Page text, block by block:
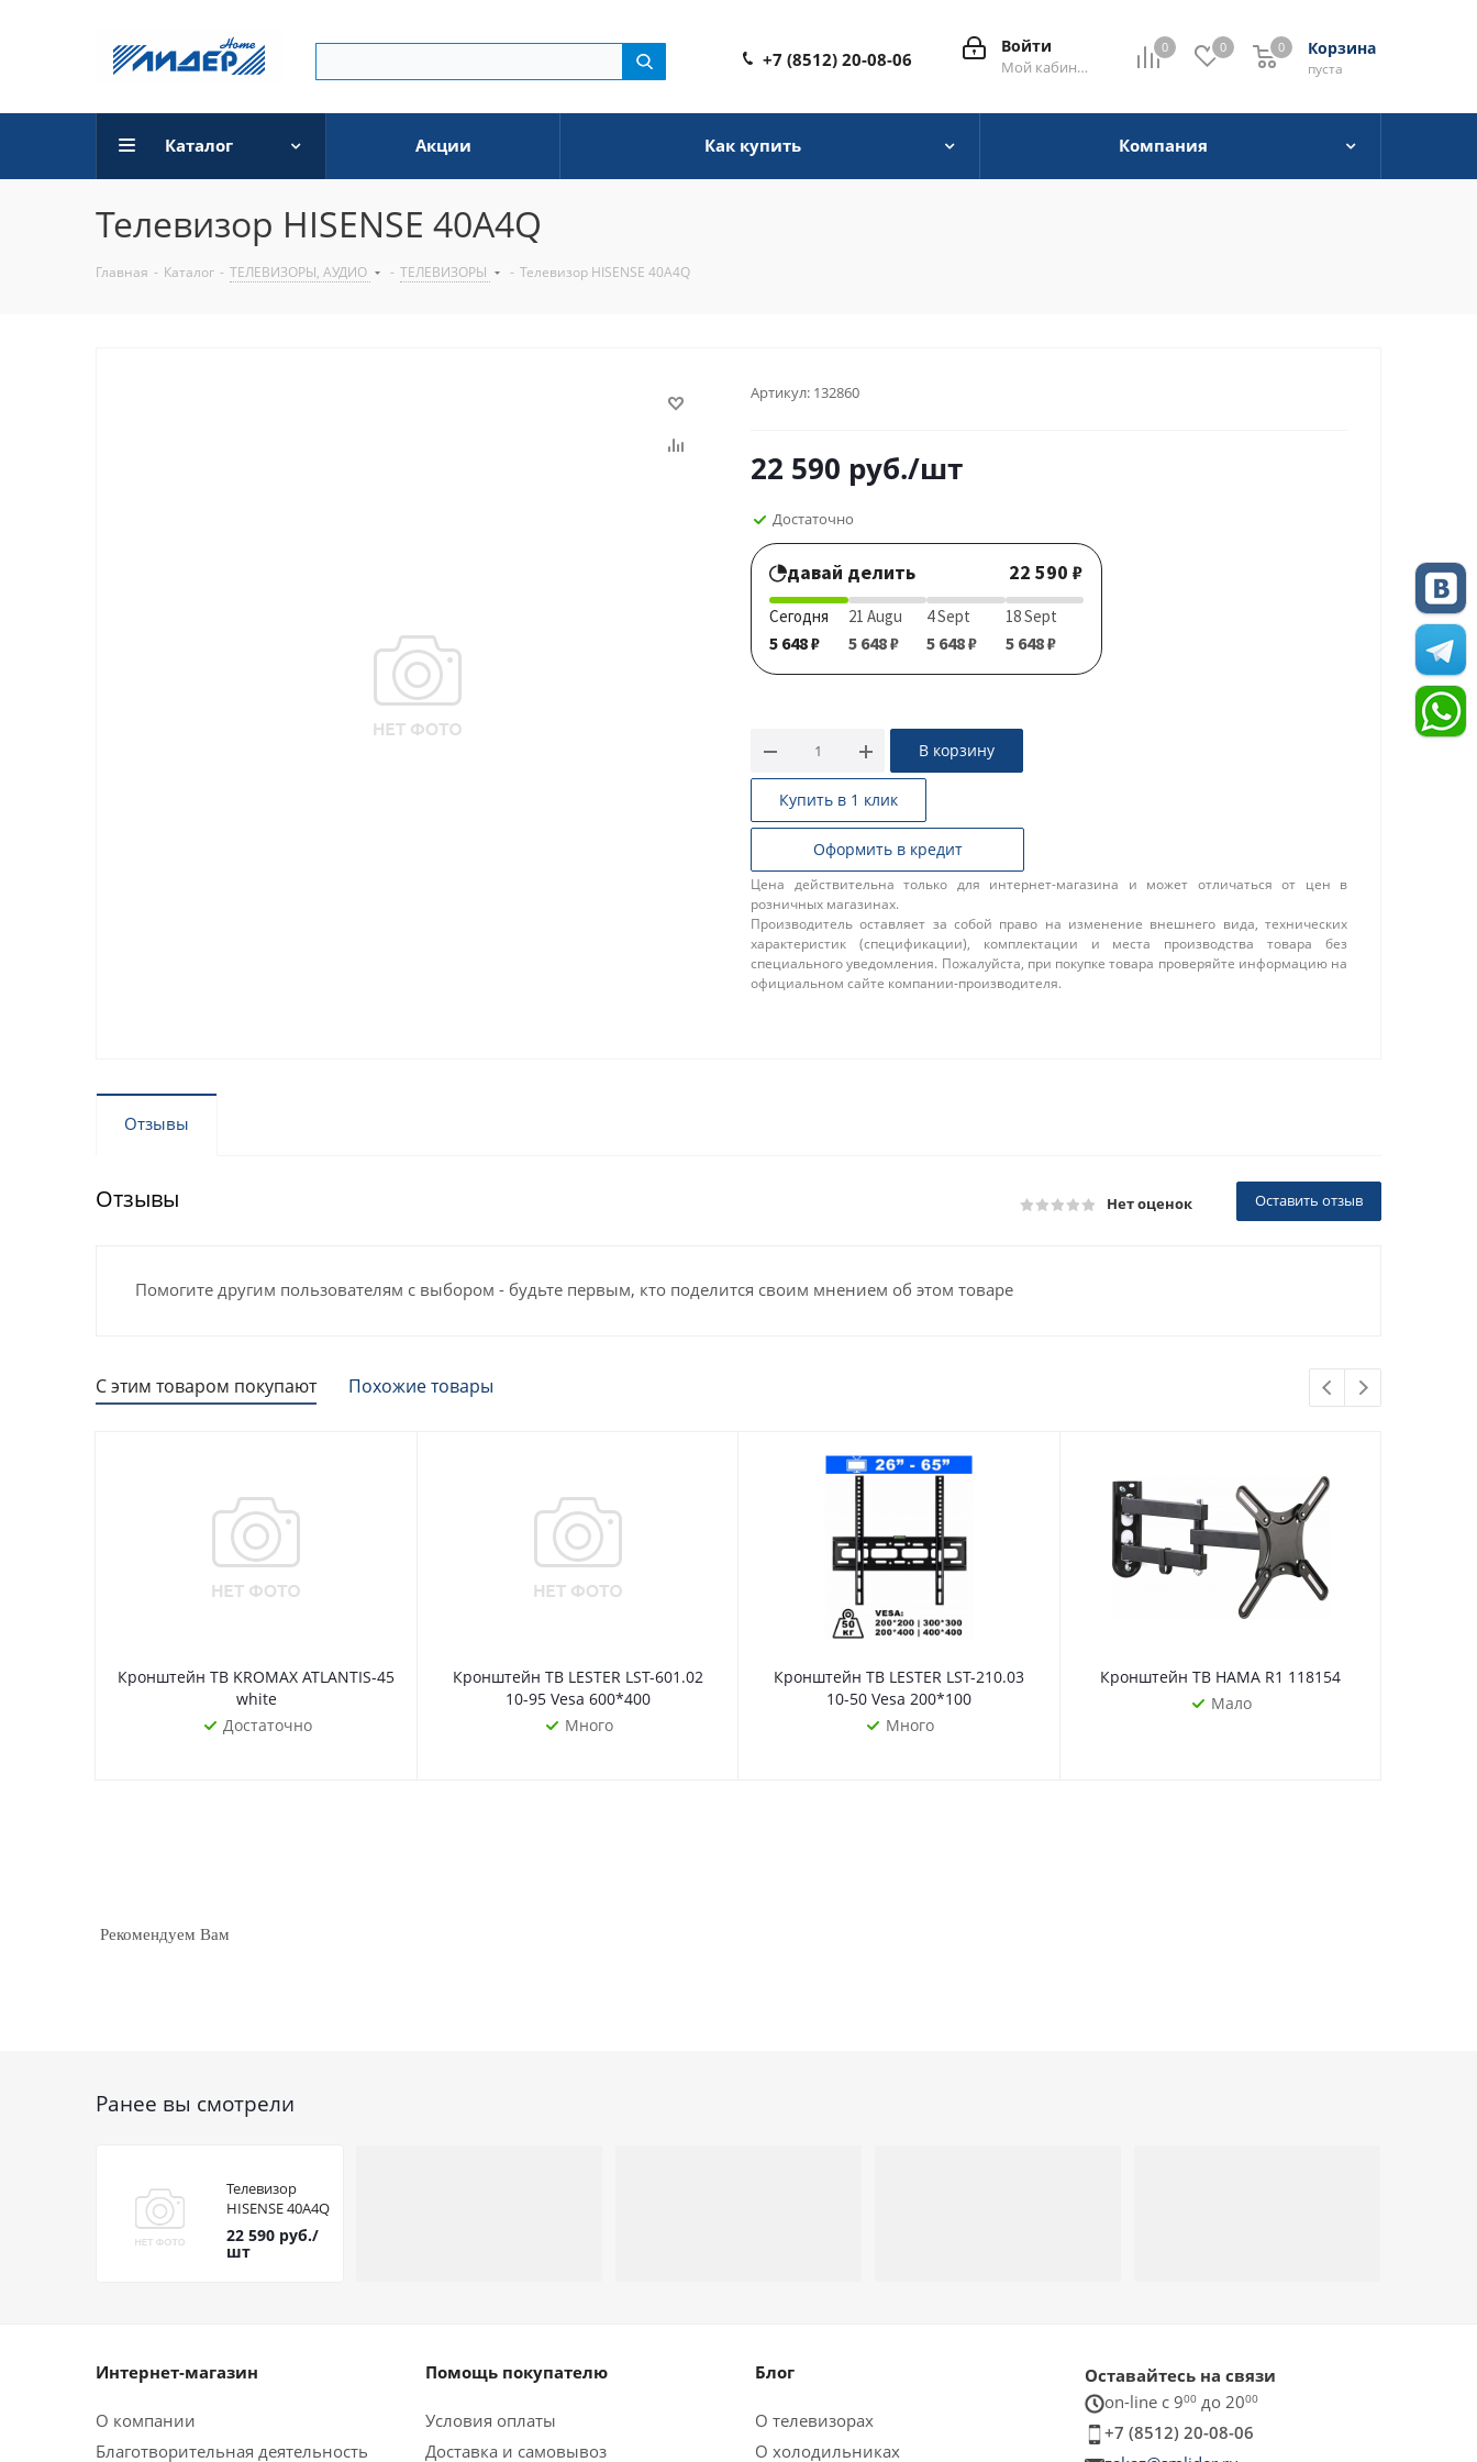
0 0 Корзина
0
пуста
0
Войти
Мой кабинет
+7 (8512) 20-08-06
Каталог Акции Как купить Компания
Телевизор HISENSE 40A4Q
Главная - Каталог - ТЕЛЕВИЗОРЫ, АУДИО - ТЕЛЕВИЗОРЫ - Телевизор HISENSE 40A4Q
Артикул: 132860
22 590 руб./шт
Достаточно
давай делить 22 590 ₽
Сегодня
5 648 ₽
21 Augu
5 648 ₽
4 Sept
5 648 ₽
18 Sept
5 648 ₽
В корзину
Купить в 1 клик
Оформить в кредит
Цена действительна только для интернет-магазина и может отличаться от цен в
розничных магазинах.
Производитель оставляет за собой право на изменение внешнего вида, технических
характеристик (спецификации), комплектации и места производства товара без
специального уведомления. Пожалуйста, при покупке товара проверяйте информацию на
официальном сайте компании-производителя.
Отзывы
Отзывы Нет оценок Оставить отзыв
Помогите другим пользователям с выбором - будьте первым, кто поделится своим мнением об этом товаре
С этим товаром покупают Похожие товары
Кронштейн ТВ KROMAX ATLANTIS-45
white
Достаточно
Кронштейн ТВ LESTER LST-601.02
10-95 Vesa 600*400
Много
Кронштейн ТВ LESTER LST-210.03
10-50 Vesa 200*100
Много
Кронштейн ТВ HAMA R1 118154
Мало
Рекомендуем Вам
Ранее вы смотрели
Телевизор
HISENSE 40A4Q
22 590 руб./
шт
Интернет-магазин
О компании
Благотворительная деятельность
Помощь покупателю
Условия оплаты
Доставка и самовывоз
Блог
О телевизорах
О холодильниках
Оставайтесь на связи
on-line c 900 до 2000
+7 (8512) 20-08-06